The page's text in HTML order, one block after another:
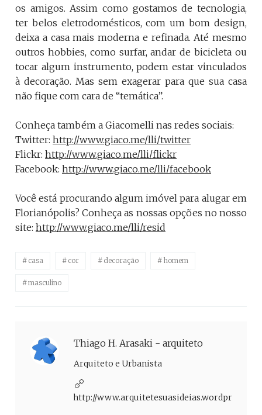
os amigos. Assim como gostamos de tecnologia,
ter belos eletrodomésticos, com um bom design,
deixa a casa mais moderna e refinada. Até mesmo
outros hobbies, como surfar, andar de bicicleta ou
tocar algum instrumento, podem estar vinculados
à decoração. Mas sem exagerar para que sua casa
não fique com cara de “temática”.
Conheça também a Giacomelli nas redes sociais:
Twitter: http://www.giaco.me/lli/twitter
Flickr: http://www.giaco.me/lli/flickr
Facebook: http://www.giaco.me/lli/facebook
Você está procurando algum imóvel para alugar em
Florianópolis? Conheça as nossas opções no nosso
site: http://www.giaco.me/lli/resid
casa cor decoração homem
masculino
Thiago H. Arasaki - arquiteto
Arquiteto e Urbanista
http://